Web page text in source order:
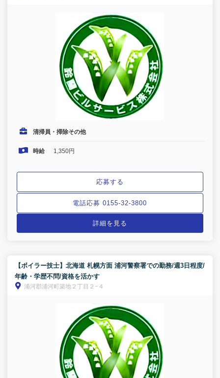
清掃員・掃除その他
時給 1,350円
応募する
電話応募 0155-32-3800
詳細を見る
【ボイラー技士】北海道 札幌方面 浦河警察署での勤務/週3日程度/
年齢・学歴不問/資格を活かす
浦河郡浦河町築地２丁目２−４